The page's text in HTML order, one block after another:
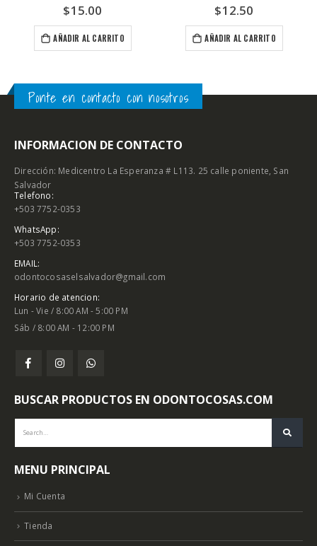
0out of 5
$15.00
AÑADIR AL CARRITO
0out of 5
$12.50
AÑADIR AL CARRITO
Ponte en contacto con nosotros
INFORMACION DE CONTACTO
Dirección: Medicentro La Esperanza # L113. 25 calle poniente, San
Salvador
Telefono:
+503 7752-0353
WhatsApp:
+503 7752-0353
EMAIL:
odontocosaselsalvador@gmail.com
Horario de atencion:
Lun - Vie / 8:00 AM - 5:00 PM
Sáb / 8:00 AM - 12:00 PM
BUSCAR PRODUCTOS EN ODONTOCOSAS.COM
MENU PRINCIPAL
Mi Cuenta
Tienda